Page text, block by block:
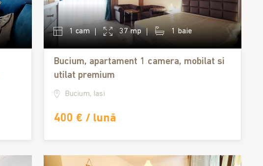
1 cam 37 mp 1 baie
Bucium, apartament 1 camera, mobilat si
utilat premium
Bucium, Iasi
400 € / lună